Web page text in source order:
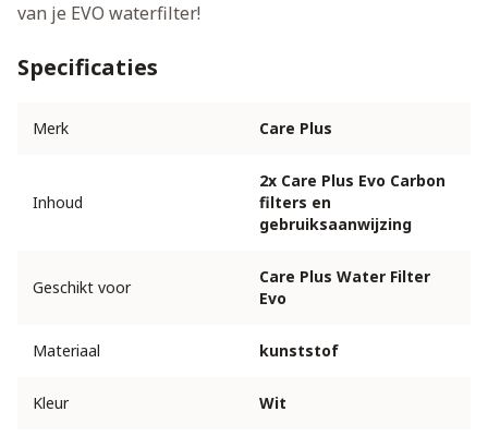
van je EVO waterfilter!
Specificaties
Merk Care Plus
Inhoud
2x Care Plus Evo Carbon
filters en
gebruiksaanwijzing
Geschikt voor
Care Plus Water Filter
Evo
Materiaal kunststof
Kleur Wit